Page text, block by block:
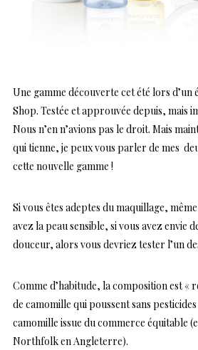
Une gamme découverte cet été lors d’un
Shop. Testée et approuvée depuis, mais
Nous n’en n’avions pas le droit. Mais
qui tienne, je peux vous parler de mes
cette nouvelle gamme !
Si vous êtes adeptes du maquillage,
avez la peau sensible, si vous avez envie
douceur, alors vous devriez tester l’un
Comme d’habitude, la composition est «
de camomille qui poussent sans pesticides
camomille issue du commerce équitable
Northfolk en Angleterre).